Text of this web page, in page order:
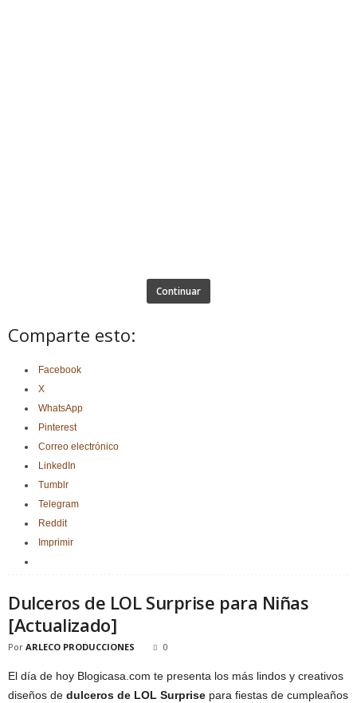
Continuar
Comparte esto:
Facebook
X
WhatsApp
Pinterest
Correo electrónico
LinkedIn
Tumblr
Telegram
Reddit
Imprimir
Dulceros de LOL Surprise para Niñas
[Actualizado]
Por ARLECO PRODUCCIONES 0
El día de hoy Blogicasa.com te presenta los más lindos y creativos
diseños de dulceros de LOL Surprise para fiestas de cumpleaños